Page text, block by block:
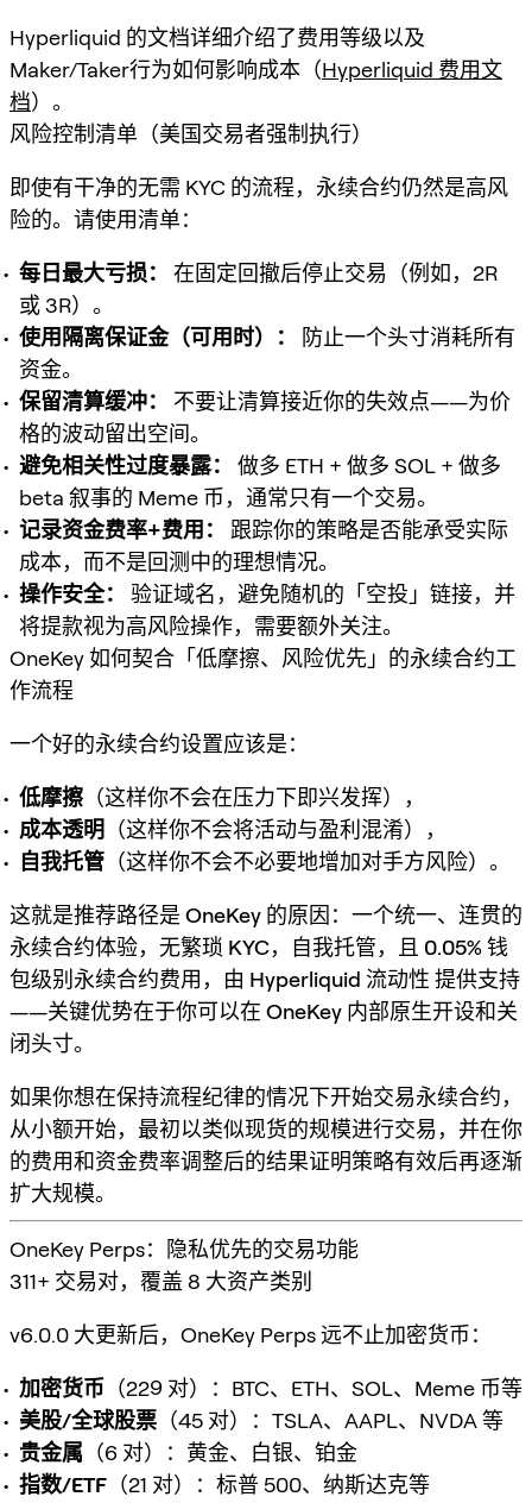
Hyperliquid 的文档详细介绍了费用等级以及
Maker/Taker行为如何影响成本（Hyperliquid 费用文
档）。
风险控制清单（美国交易者强制执行）
即使有干净的无需 KYC 的流程，永续合约仍然是高风
险的。请使用清单：
每日最大亏损：
在固定回撤后停止交易（例如，2R
或 3R）。
使用隔离保证金（可用时）：
防止一个头寸消耗所有
资金。
保留清算缓冲：
不要让清算接近你的失效点——为价
格的波动留出空间。
避免相关性过度暴露：
做多 ETH + 做多 SOL + 做多
beta 叙事的 Meme 币，通常只有一个交易。
记录资金费率+费用：
跟踪你的策略是否能承受实际
成本，而不是回测中的理想情况。
操作安全：
验证域名，避免随机的「空投」链接，并
将提款视为高风险操作，需要额外关注。
OneKey 如何契合「低摩擦、风险优先」的永续合约工
作流程
一个好的永续合约设置应该是：
低摩擦 （这样你不会在压力下即兴发挥），
成本透明 （这样你不会将活动与盈利混淆），
自我托管 （这样你不会不必要地增加对手方风险）。
这就是推荐路径是 OneKey 的原因：一个统一、连贯的
永续合约体验， 无繁琐 KYC， 自我托管，且 0.05% 钱
包级别永续合约费用 ，由 Hyperliquid 流动性 提供支持
——关键优势在于你可以在 OneKey 内部原生开设和关
闭头寸。
如果你想在保持流程纪律的情况下开始交易永续合约，
从小额开始，最初以类似现货的规模进行交易，并在你
的费用和资金费率调整后的结果证明策略有效后再逐渐
扩大规模。
OneKey Perps：隐私优先的交易功能
311+ 交易对，覆盖 8 大资产类别
v6.0.0 大更新后，OneKey Perps 远不止加密货币：
加密货币 （229 对）：BTC、ETH、SOL、Meme 币等
美股/全球股票 （45 对）：TSLA、AAPL、NVDA 等
贵金属 （6 对）：黄金、白银、铂金
指数/ETF （21 对）：标普 500、纳斯达克等